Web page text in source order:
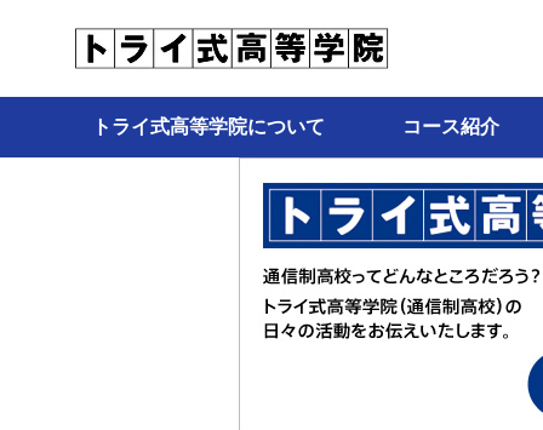
トライ式高等学院について コース紹介